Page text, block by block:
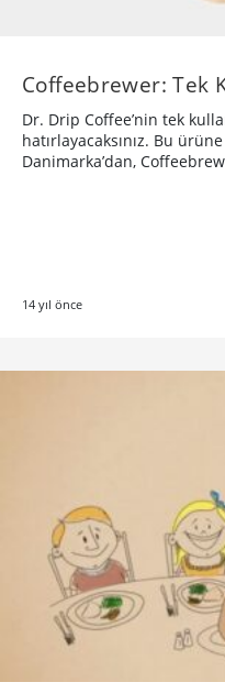
Coffeebrewer: Tek
Dr. Drip Coffee’nin tek
hatırlayacaksınız. Bu
Danimarka’dan,
14 yıl önce